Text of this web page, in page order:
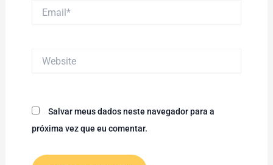
Salvar meus dados neste navegador para a
próxima vez que eu comentar.